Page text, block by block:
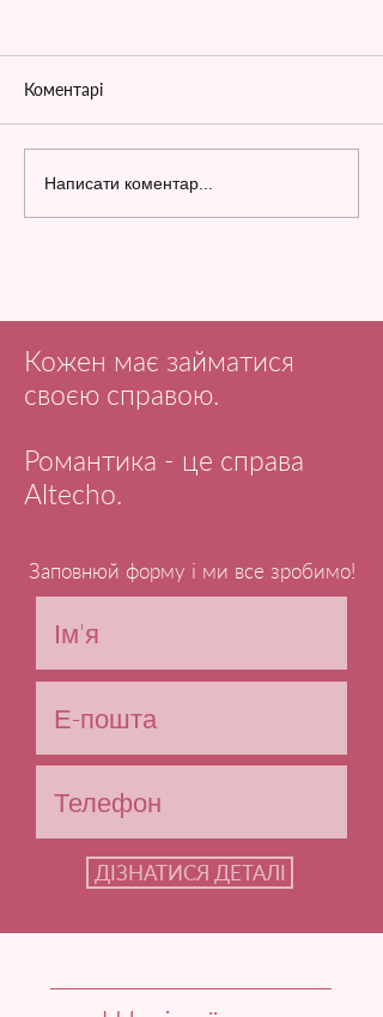
Коментарі
Написати коментар...
Кожен має займатися
своєю справою.
Романтика - це справа
Altecho.
Заповнюй форму і ми все зробимо!
ДІЗНАТИСЯ ДЕТАЛІ